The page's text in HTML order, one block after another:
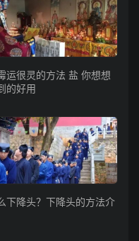
运很灵的方法 盐 你想想
的好用
下降头？下降头的方法介